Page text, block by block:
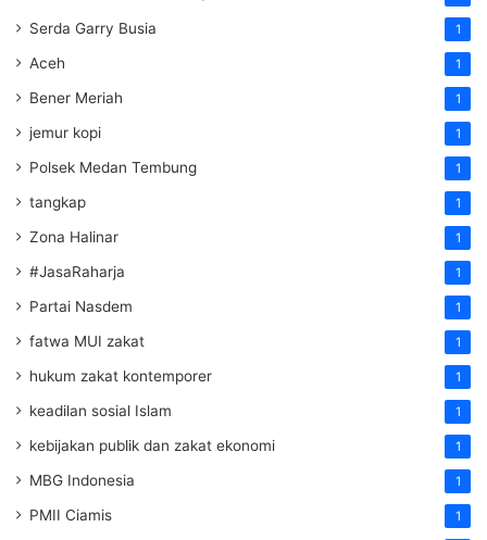
Serda Garry Busia 1
Aceh 1
Bener Meriah 1
jemur kopi 1
Polsek Medan Tembung 1
tangkap 1
Zona Halinar 1
#JasaRaharja 1
Partai Nasdem 1
fatwa MUI zakat 1
hukum zakat kontemporer 1
keadilan sosial Islam 1
kebijakan publik dan zakat ekonomi 1
MBG Indonesia 1
PMII Ciamis 1